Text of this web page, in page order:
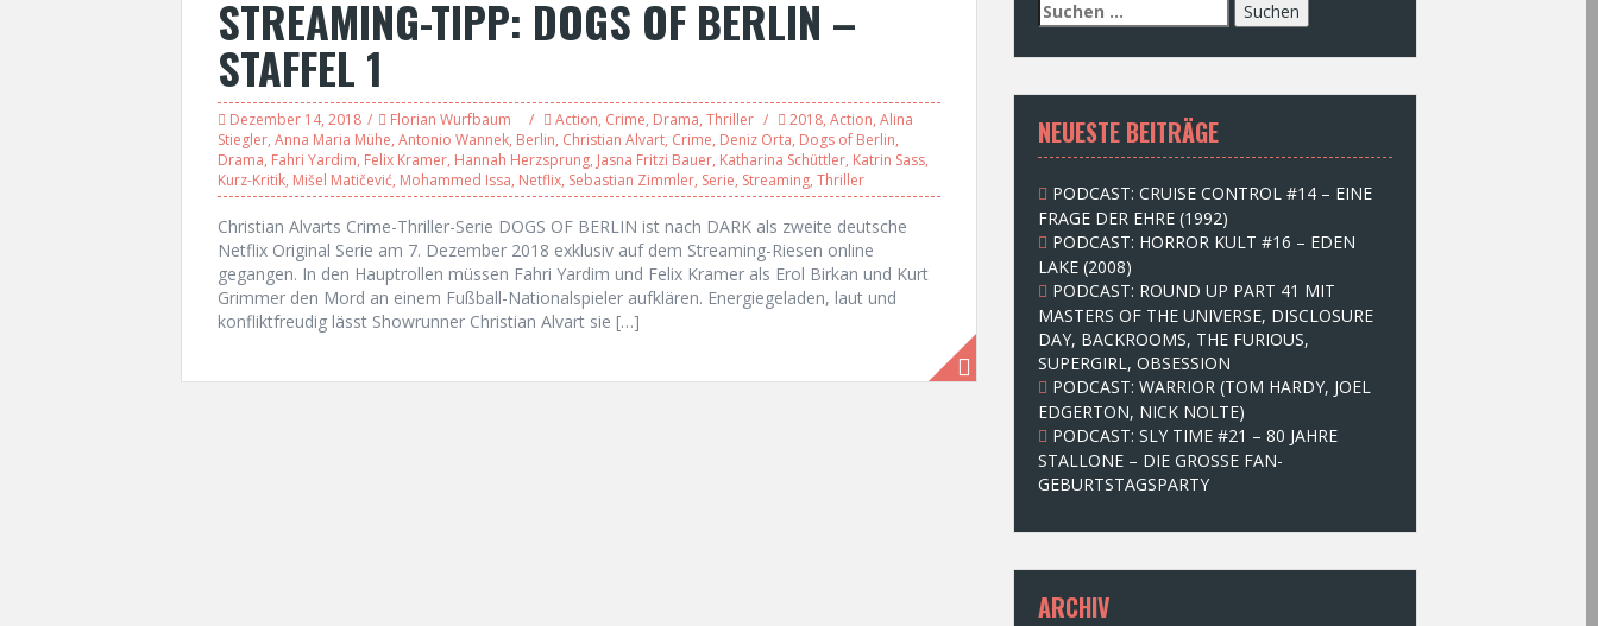
STREAMING-TIPP: DOGS OF BERLIN –
STAFFEL 1
Dezember 14, 2018 Florian Wurfbaum Action, Crime, Drama, Thriller 2018, Action, Alina
Stiegler, Anna Maria Mühe, Antonio Wannek, Berlin, Christian Alvart, Crime, Deniz Orta, Dogs of Berlin,
Drama, Fahri Yardim, Felix Kramer, Hannah Herzsprung, Jasna Fritzi Bauer, Katharina Schüttler, Katrin Sass,
Kurz-Kritik, Mišel Matičević, Mohammed Issa, Netflix, Sebastian Zimmler, Serie, Streaming, Thriller
Christian Alvarts Crime-Thriller-Serie DOGS OF BERLIN ist nach DARK als zweite deutsche
Netflix Original Serie am 7. Dezember 2018 exklusiv auf dem Streaming-Riesen online
gegangen. In den Hauptrollen müssen Fahri Yardim und Felix Kramer als Erol Birkan und Kurt
Grimmer den Mord an einem Fußball-Nationalspieler aufklären. Energiegeladen, laut und
konfliktfreudig lässt Showrunner Christian Alvart sie […]
S
u
c
e
n
n
c
h
:
NEUESTE BEITRÄGE
PODCAST: CRUISE CONTROL #14 – EINE
FRAGE DER EHRE (1992)
PODCAST: HORROR KULT #16 – EDEN
LAKE (2008)
PODCAST: ROUND UP PART 41 MIT
MASTERS OF THE UNIVERSE, DISCLOSURE
DAY, BACKROOMS, THE FURIOUS,
SUPERGIRL, OBSESSION
PODCAST: WARRIOR (TOM HARDY, JOEL
EDGERTON, NICK NOLTE)
PODCAST: SLY TIME #21 – 80 JAHRE
STALLONE – DIE GROSSE FAN-
GEBURTSTAGSPARTY
ARCHIV